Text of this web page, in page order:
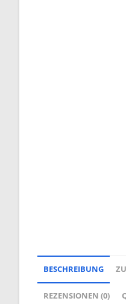
BESCHREIBUNG
REZENSIONEN (0)